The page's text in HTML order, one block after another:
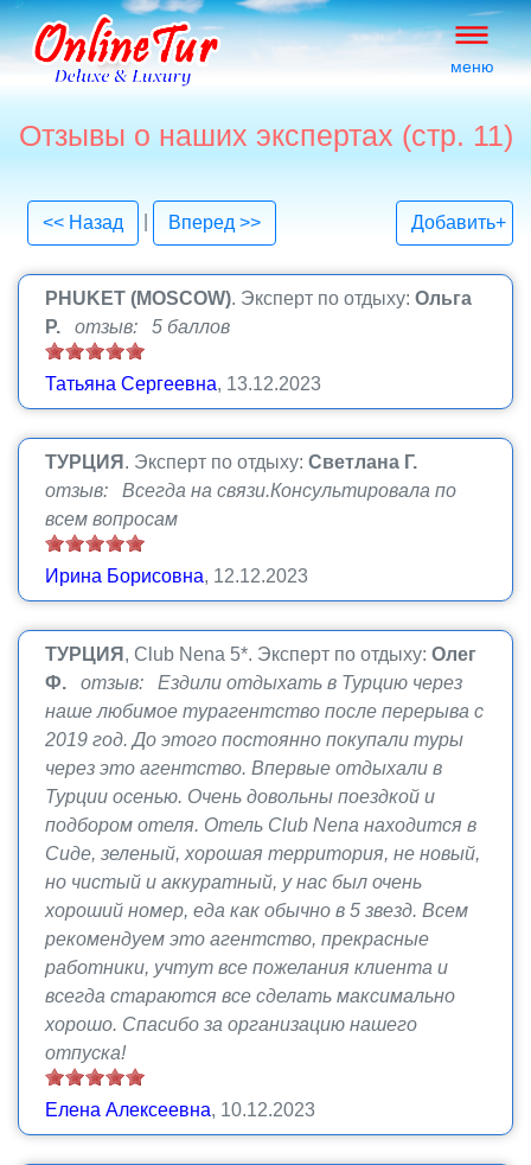
меню
Отзывы о наших экспертах (стр. 11)
<< Назад Вперед >> Добавить+
PHUKET (MOSCOW). Эксперт по отдыху: Ольга
Р.
отзыв: 5 баллов
Татьяна Сергеевна, 13.12.2023
ТУРЦИЯ . Эксперт по отдыху: Светлана Г.
отзыв: Всегда на связи.Консультировала по
всем вопросам
Ирина Борисовна, 12.12.2023
ТУРЦИЯ , Club Nena 5*. Эксперт по отдыху: Олег
Ф.
отзыв: Ездили отдыхать в Турцию через
наше любимое турагентство после перерыва с
2019 год. До этого постоянно покупали туры
через это агентство. Впервые отдыхали в
Турции осенью. Очень довольны поездкой и
подбором отеля. Отель Club Nena находится в
Сиде, зеленый, хорошая территория, не новый,
но чистый и аккуратный, у нас был очень
хороший номер, еда как обычно в 5 звезд. Всем
рекомендуем это агентство, прекрасные
работники, учтут все пожелания клиента и
всегда стараются все сделать максимально
хорошо. Спасибо за организацию нашего
отпуска!
Елена Алексеевна, 10.12.2023